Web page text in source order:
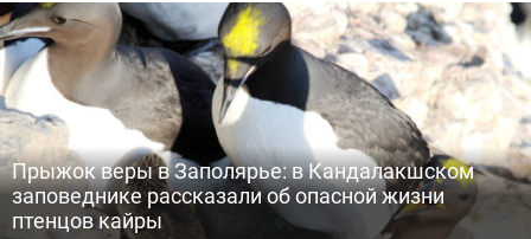
Прыжок веры в Заполярье: в Кандалакшском
заповеднике рассказали об опасной жизни
птенцов кайры